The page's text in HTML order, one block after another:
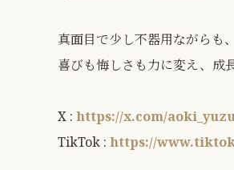
真面目で少し不器用ながらも
喜びも悔しさも力に変え、成
X : https://x.com/
TikTok : https://